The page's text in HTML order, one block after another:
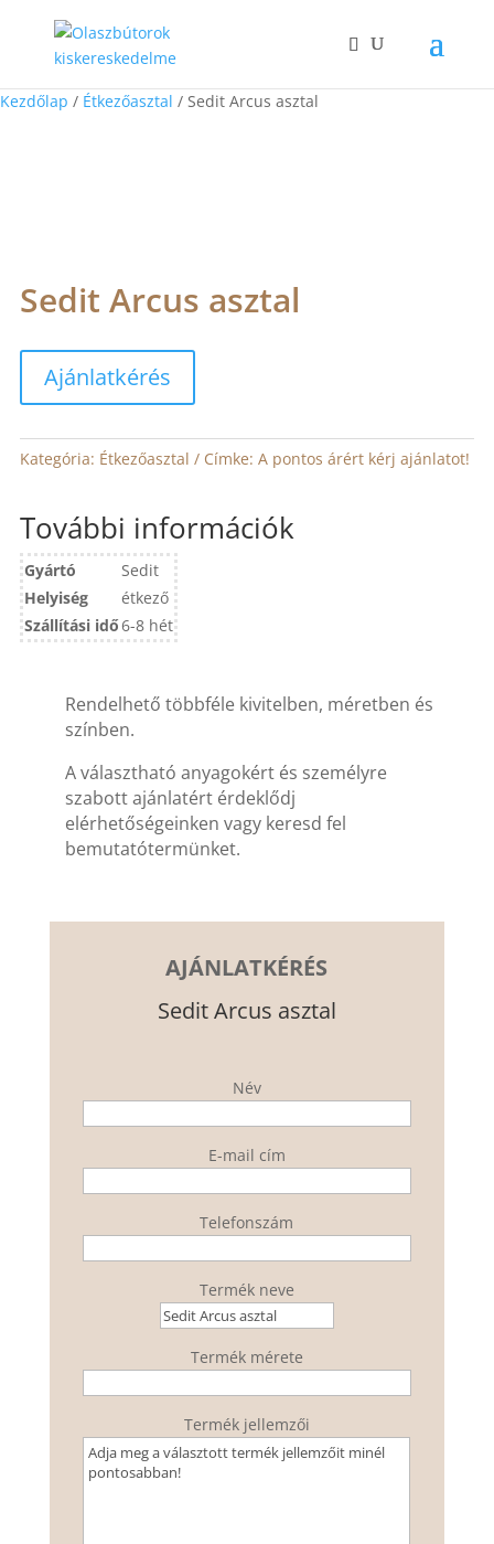
Kezdőlap / Étkezőasztal / Sedit Arcus asztal
Sedit Arcus asztal
Ajánlatkérés
Kategória: Étkezőasztal Címke: A pontos árért kérj ajánlatot!
További információk
Gyártó
Sedit
Helyiség
étkező
Szállítási idő6-8 hét
Rendelhető többféle kivitelben, méretben és
színben.
A választható anyagokért és személyre
szabott ajánlatért érdeklődj
elérhetőségeinken vagy keresd fel
bemutatótermünket.
AJÁNLATKÉRÉS
Sedit Arcus asztal
Név
E-mail cím
Telefonszám
Termék neve
Termék mérete
Termék jellemzői